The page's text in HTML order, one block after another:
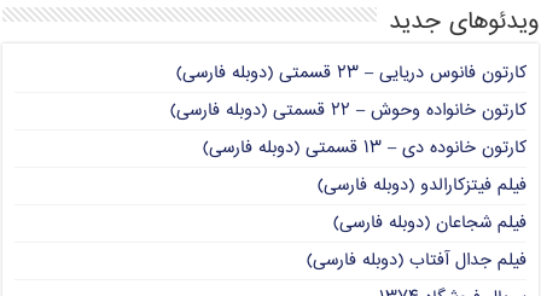
ویدئوهای جدید
کارتون فانوس دریایی – ۲۳ قسمتی (دوبله فارسی)
کارتون خانواده وحوش – ۲۲ قسمتی (دوبله فارسی)
کارتون خانوده دی – ۱۳ قسمتی (دوبله فارسی)
فیلم فیتزکارالدو (دوبله فارسی)
فیلم شجاعان (دوبله فارسی)
فیلم جدال آفتاب (دوبله فارسی)